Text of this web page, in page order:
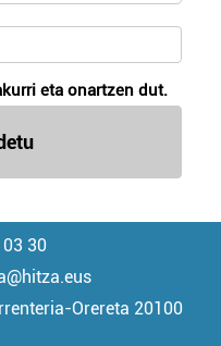
eta onartzen dut.
30
Orereta 20100